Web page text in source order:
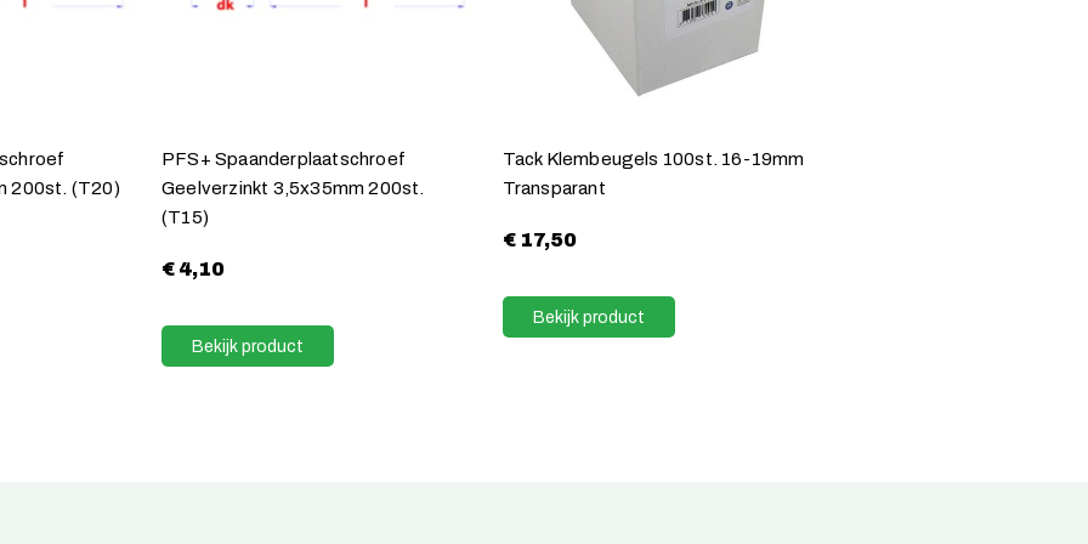
200st. (T20)
PFS+ Spaanderplaatschroef
Geelverzinkt 3,5x35mm 200st.
(T15)
€4,10
Bekijk product
Tack Klembeugels 100st. 16-19mm
Transparant
€17,50
Bekijk product